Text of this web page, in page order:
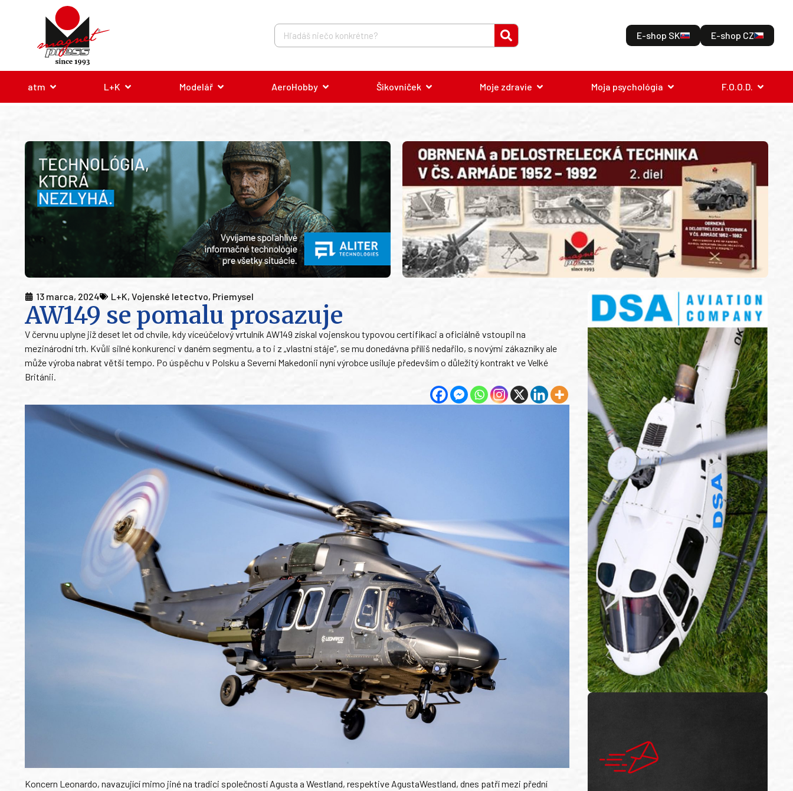
E-shop SK E-shop CZ
atm L+K Modelář AeroHobby Šikovníček Moje zdravie Moja psychológia F.O.O.D.
13 marca, 2024 L+K, Vojenské letectvo, Priemysel
AW149 se pomalu prosazuje
V červnu uplyne již deset let od chvíle, kdy víceúčelový vrtulník AW149 získal vojenskou typovou certifikaci a oficiálně vstoupil na
mezinárodní trh. Kvůli silné konkurenci v daném segmentu, a to i z „vlastní stáje“, se mu donedávna příliš nedařilo, s novými zákazníky ale
může výroba nabrat větší tempo. Po úspěchu v Polsku a Severní Makedonii nyní výrobce usiluje především o důležitý kontrakt ve Velké
Británii.
Koncern Leonardo, navazující mimo jiné na tradici společností Agusta a Westland, respektive AgustaWestland, dnes patří mezi přední